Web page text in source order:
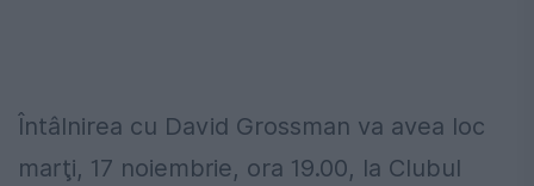
Întâlnirea cu David Grossman va avea loc
marţi, 17 noiembrie, ora 19.00, la Clubul